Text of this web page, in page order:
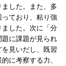
した。また、多
ており、粘り強
した。次に「分
に課題が見られ
見いだし、既習
に考察する力、